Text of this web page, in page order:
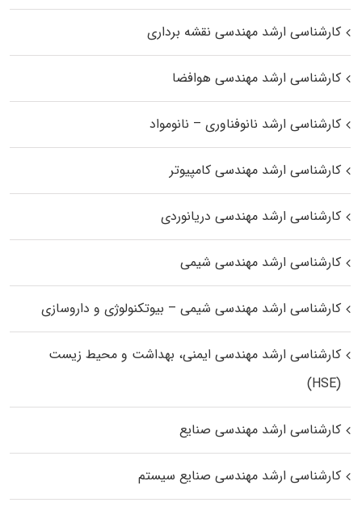
کارشناسی ارشد مهندسی نقشه برداری
کارشناسی ارشد مهندسی هوافضا
کارشناسی ارشد نانوفناوری – نانومواد
کارشناسی ارشد مهندسی کامپیوتر
کارشناسی ارشد مهندسی دریانوردی
کارشناسی ارشد مهندسی شیمی
کارشناسی ارشد مهندسی شیمی – بیوتکنولوژی و داروسازی
کارشناسی ارشد مهندسی ایمنی، بهداشت و محیط زیست
(HSE)
کارشناسی ارشد مهندسی صنایع
کارشناسی ارشد مهندسی صنایع سیستم